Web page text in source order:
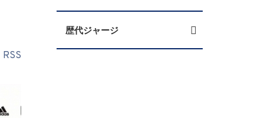
RSS
歴代ジャージ